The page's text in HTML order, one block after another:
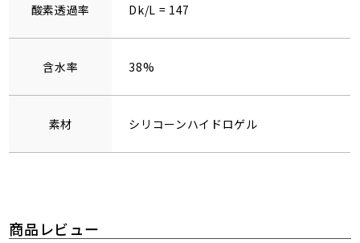
酸素透過率 Dk/L = 147
含水率 38%
素材 シリコーンハイドロゲル
商品レビュー